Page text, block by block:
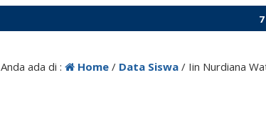
7
Anda ada di : Home / Data Siswa / Iin Nurdiana